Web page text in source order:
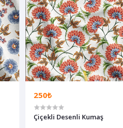
250₺
Çiçekli Desenli Kumaş